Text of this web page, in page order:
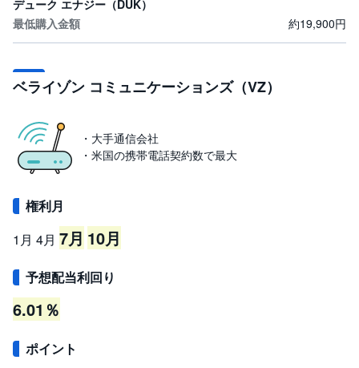
ョ
ン
先
物
金
・
銀
・
プ
ナ
外
貨
M
M
F
W
引
所
デューク エナジー（DUK）
約19,900円
ベライゾン コミュニケーションズ（VZ）
・大手通信会社
・米国の携帯電話契約数で最大
権利月
1月 4月 7月 10月
予想配当利回り
6.01％
ポイント